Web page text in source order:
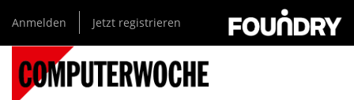
zum
Inhalt
Anmelden Jetzt registrieren